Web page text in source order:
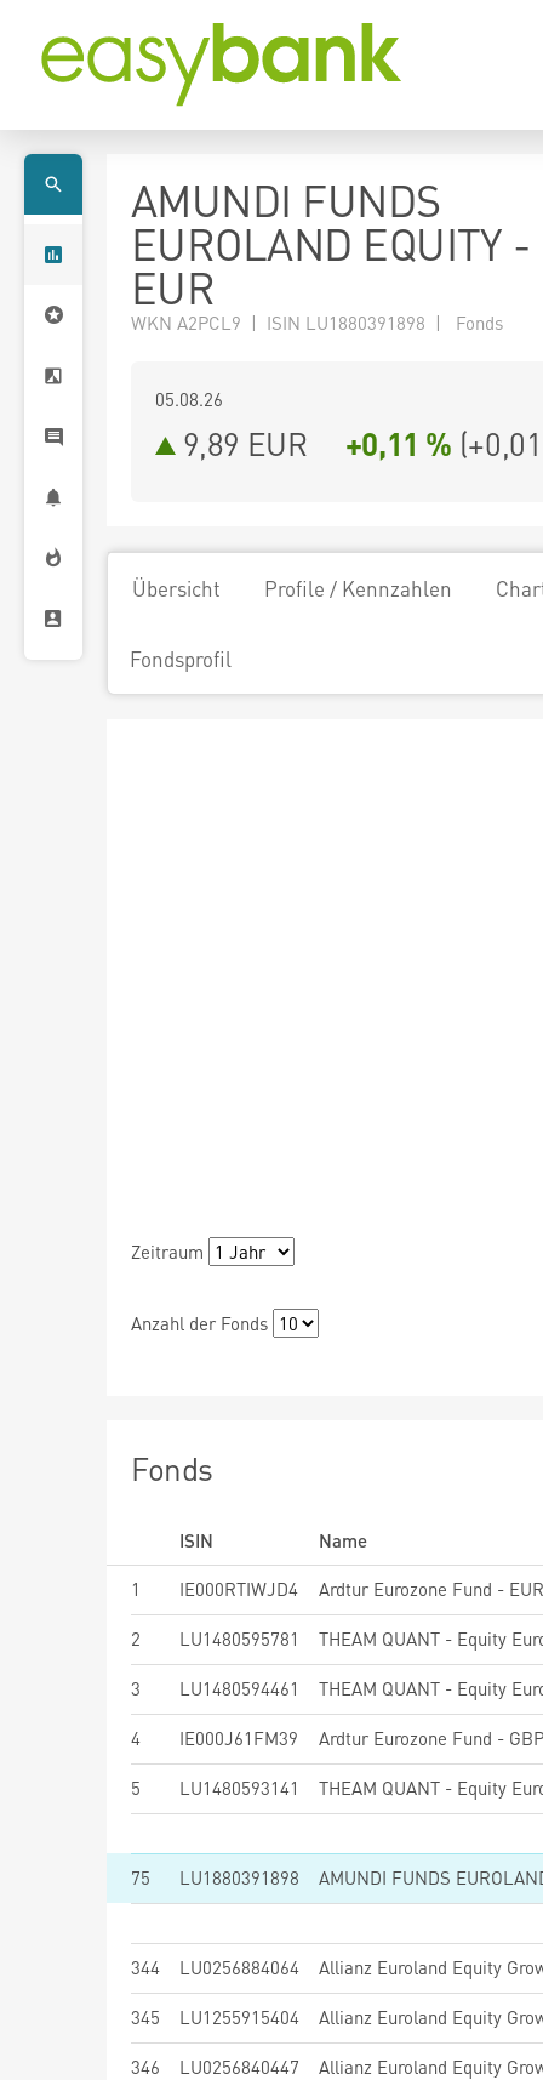
AMUNDI FUNDS
EUROLAND EQUITY
EUR
WKN A2PCL9 | ISIN LU1880391898 | Fonds
05.08.26
9,89 EUR +0,11 % (+0,01
Übersicht Profile / Kennzahlen
Fondsprofil
Zeitraum
Anzahl der Fonds
Fonds
ISIN
Name
1
IE000RTIWJD4 Ardtur Eurozone Fund -
2 LU1480595781
3 LU1480594461
4 IE000J61FM39 Ardtur Eurozone Fund -
5 LU1480593141
75 LU1880391898 AMUNDI FUNDS
344 LU0256884064 Allianz Euroland Equity
345 LU1255915404 Allianz Euroland Equity
346 LU0256840447 Allianz Euroland Equity